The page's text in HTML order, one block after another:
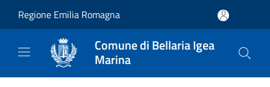
Regione Emilia Romagna
Comune di Bellaria Igea
Marina